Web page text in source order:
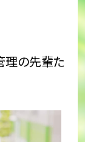
理の先輩た